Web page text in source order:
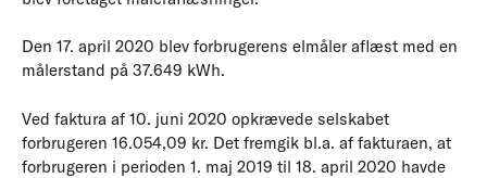
Den 17. april 2020 blev forbrugerens elmåler aflæst med en
målerstand på 37.649 kWh.
Ved faktura af 10. juni 2020 opkrævede selskabet
forbrugeren 16.054,09 kr. Det fremgik bl.a. af fakturaen, at
forbrugeren i perioden 1. maj 2019 til 18. april 2020 havde